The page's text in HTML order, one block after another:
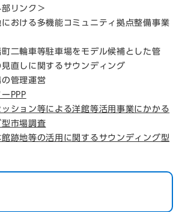
部リンク＞
における多機能コミュニティ拠点整備事業
町二輪車等駐車場をモデル候補とした管
直しに関するサウンディング
の管理運営
PPP
ション等による洋館等活用事業にかかる
市場調査
跡地等の活用に関するサウンディング型